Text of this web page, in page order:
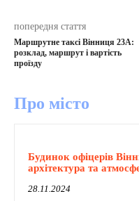
попередня стаття
Маршрутне таксі Вінниця 23А:
розклад, маршрут і вартість
проїзду
Про місто
Будинок офіцерів
архітектура та
28.11.2024